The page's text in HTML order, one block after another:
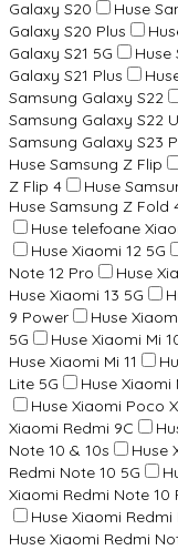
Galaxy S20
Huse
Galaxy S20 Plus
Galaxy S21 5G
Huse
Galaxy S21 Plus
Samsung Galaxy S22
Samsung Galaxy S22
Samsung Galaxy S23
Huse Samsung Z Flip
Z Flip 4
Huse
Huse Samsung Z Fold
Huse telefoane
Huse Xiaomi 12 5G
Note 12 Pro
Huse
Huse Xiaomi 13 5G
9 Power
Huse
5G
Huse Xiaomi Mi
Huse Xiaomi Mi 11
Lite 5G
Huse Xiaomi
Huse Xiaomi Poco
Xiaomi Redmi 9C
Note 10 & 10s
Huse
Redmi Note 10 5G
Xiaomi Redmi Note 10
Huse Xiaomi Redmi
Huse Xiaomi Redmi